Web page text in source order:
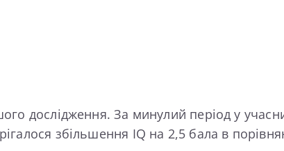
дослідження. За минулий період у
збільшення IQ на 2,5 бала в